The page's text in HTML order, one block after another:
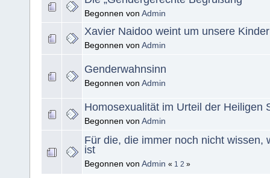
Begonnen von Admin
Xavier Naidoo weint um unsere Kinder
Begonnen von Admin
Genderwahnsinn
Begonnen von Admin
Homosexualität im Urteil der Heiligen
Begonnen von Admin
Für die, die immer noch nicht wissen,
ist
Begonnen von Admin « 1 2 »